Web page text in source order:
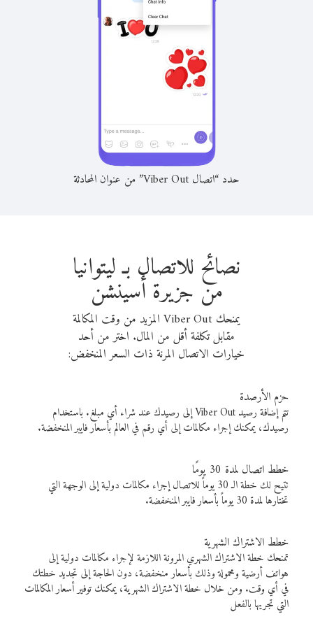
حدد “اتصال Viber Out” من عنوان المحادثة
نصائح للاتصال بـ ليتوانيا
من جزيرة أسينشن
يمنحك Viber Out المزيد من وقت المكالمة
مقابل تكلفة أقل من المال. اختر من أحد
خيارات الاتصال المرنة ذات السعر المنخفض:
حزم الأرصدة
تتم إضافة رصيد Viber Out إلى رصيدك عند شراء أي مبلغ. باستخدام
رصيدك، يمكنك إجراء مكالمات إلى أي رقم في العالم بأسعار فايبر المنخفضة.
خطط اتصال لمدة 30 يومًا
تتيح لك خطة الـ 30 يوماً للاتصال إجراء مكالمات دولية إلى الوجهة التي
تختارها لمدة 30 يوماً بأسعار فايبر المنخفضة.
خطط الاشتراك الشهرية
تمنحك خطة الاشتراك الشهري المرونة اللازمة لإجراء مكالمات دولية إلى
هواتف أرضية ومحمولة وذلك بأسعار منخفضة، دون الحاجة إلى تجديد خطتك
في أي وقت. ومن خلال خطة الاشتراك الشهرية، يمكنك توفير أسعار المكالمات
التي تجريها بالفعل